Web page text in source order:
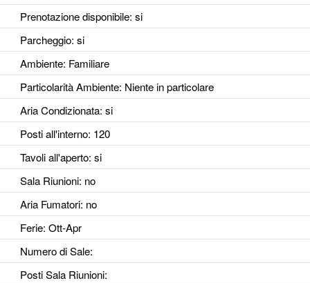
Prenotazione disponibile: si
Parcheggio: si
Ambiente: Familiare
Particolarità Ambiente: Niente in particolare
Aria Condizionata: si
Posti all'interno: 120
Tavoli all'aperto: si
Sala Riunioni: no
Aria Fumatori: no
Ferie: Ott-Apr
Numero di Sale:
Posti Sala Riunioni: